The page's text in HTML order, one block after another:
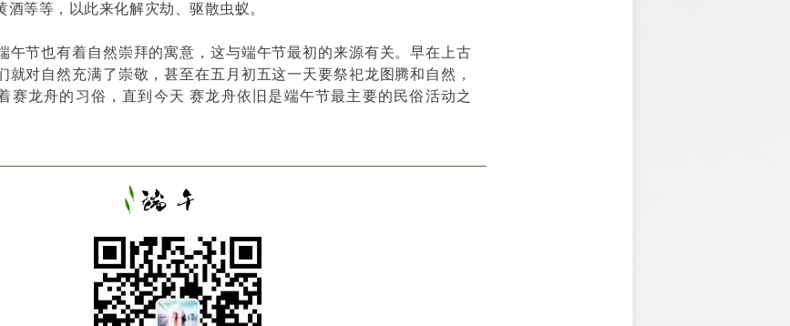
酒等等，以此来化解灾劫、驱散虫蚁。
午节也有着自然崇拜的寓意，这与端午节最初的来源有关。早在上古
就对自然充满了崇敬，甚至在五月初五这一天要祭祀龙图腾和自然，
赛龙舟的习俗，直到今天 赛龙舟依旧是端午节最主要的民俗活动之